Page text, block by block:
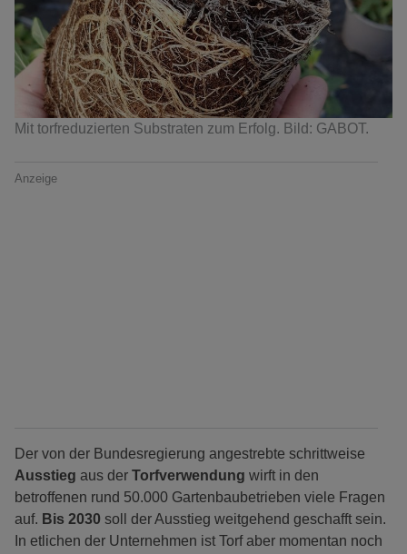
Mit torfreduzierten Substraten zum Erfolg. Bild: GABOT.
Anzeige
Der von der Bundesregierung angestrebte schrittweise
Ausstieg aus der Torfverwendung wirft in den
betroffenen rund 50.000 Gartenbaubetrieben viele Fragen
auf. Bis 2030 soll der Ausstieg weitgehend geschafft sein.
In etlichen der Unternehmen ist Torf aber momentan noch